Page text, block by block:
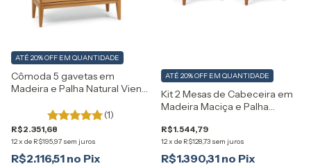
Cômoda 5 gavetas em
Madeira e Palha Natural Viena
(1)
R$2.351,68
12x de R$195,97 sem juros
ATÉ 20% OFF EM QUANTIDADE
R$2.116,51
Kit 2 Mesas de Cabeceira em
Madeira Maciça e Palha
R$1.544,79
12x de R$128,73 sem juros
ATÉ 20% OFF EM QUANTIDADE
R$1.390,31